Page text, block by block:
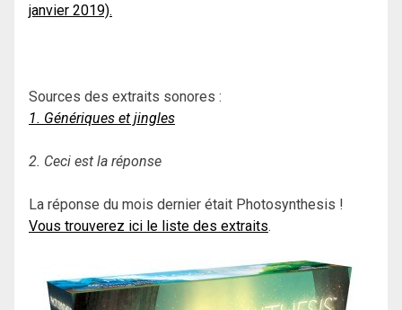
janvier 2019).
Sources des extraits sonores :
1. Génériques et jingles
2. Ceci est la réponse
La réponse du mois dernier était Photosynthesis !
Vous trouverez ici le liste des extraits.